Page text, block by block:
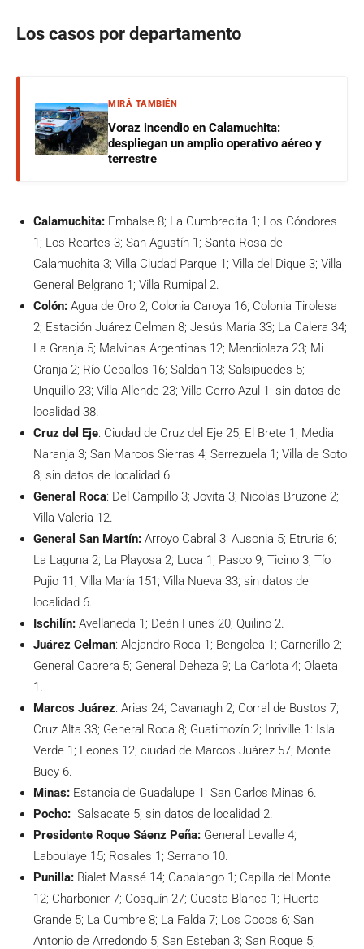
Los casos por departamento
MIRÁ TAMBIÉN
Voraz incendio en Calamuchita:
despliegan un amplio operativo aéreo y
terrestre
Calamuchita: Embalse 8; La Cumbrecita 1; Los Cóndores
1; Los Reartes 3; San Agustín 1; Santa Rosa de
Calamuchita 3; Villa Ciudad Parque 1; Villa del Dique 3; Villa
General Belgrano 1; Villa Rumipal 2.
Colón: Agua de Oro 2; Colonia Caroya 16; Colonia Tirolesa
2; Estación Juárez Celman 8; Jesús María 33; La Calera 34;
La Granja 5; Malvinas Argentinas 12; Mendiolaza 23; Mi
Granja 2; Río Ceballos 16; Saldán 13; Salsipuedes 5;
Unquillo 23; Villa Allende 23; Villa Cerro Azul 1; sin datos de
localidad 38.
Cruz del Eje: Ciudad de Cruz del Eje 25; El Brete 1; Media
Naranja 3; San Marcos Sierras 4; Serrezuela 1; Villa de Soto
8; sin datos de localidad 6.
General Roca: Del Campillo 3; Jovita 3; Nicolás Bruzone 2;
Villa Valeria 12.
General San Martín: Arroyo Cabral 3; Ausonia 5; Etruria 6;
La Laguna 2; La Playosa 2; Luca 1; Pasco 9; Ticino 3; Tío
Pujio 11; Villa María 151; Villa Nueva 33; sin datos de
localidad 6.
Ischilín: Avellaneda 1; Deán Funes 20; Quilino 2.
Juárez Celman: Alejandro Roca 1; Bengolea 1; Carnerillo 2;
General Cabrera 5; General Deheza 9; La Carlota 4; Olaeta
1.
Marcos Juárez: Arias 24; Cavanagh 2; Corral de Bustos 7;
Cruz Alta 33; General Roca 8; Guatimozín 2; Inriville 1: Isla
Verde 1; Leones 12; ciudad de Marcos Juárez 57; Monte
Buey 6.
Minas: Estancia de Guadalupe 1; San Carlos Minas 6.
Pocho: Salsacate 5; sin datos de localidad 2.
Presidente Roque Sáenz Peña: General Levalle 4;
Laboulaye 15; Rosales 1; Serrano 10.
Punilla: Bialet Massé 14; Cabalango 1; Capilla del Monte
12; Charbonier 7; Cosquín 27; Cuesta Blanca 1; Huerta
Grande 5; La Cumbre 8; La Falda 7; Los Cocos 6; San
Antonio de Arredondo 5; San Esteban 3; San Roque 5;